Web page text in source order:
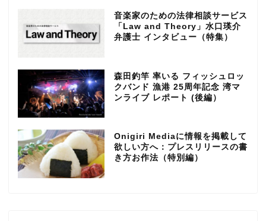
音楽家のための法律相談サービス
「Law and Theory」水口瑛介
弁護士 インタビュー（特集）
森田釣竿 率いる フィッシュロッ
クバンド 漁港 25周年記念 湾マ
ンライブ レポート (後編）
Onigiri Mediaに情報を掲載して
欲しい方へ：プレスリリースの書
き方お作法（特別編）